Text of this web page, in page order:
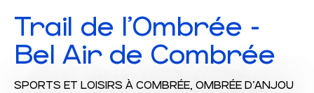
Trail de l'Ombrée -
Bel Air de Combrée
SPORTS ET LOISIRS À COMBRÉE, OMBRÉE D'ANJOU